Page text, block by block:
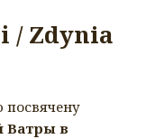
/ Zdynia
Ватры в